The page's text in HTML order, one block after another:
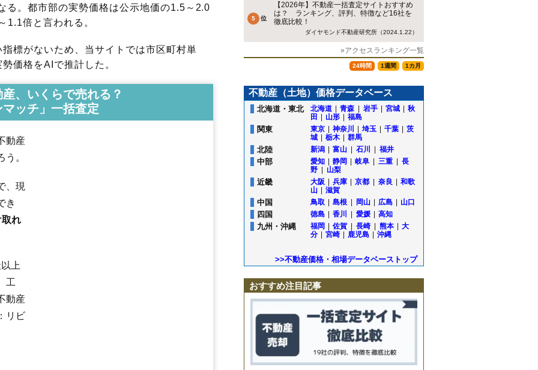
る。都市部の実勢価格は公示地価の1.5～2.0
1.1倍と言われる。
標がないため、当サイトでは市区町村単
価格をAIで推計した。
、いくらで売れる？
ッチ」一括査定
動産
。
、現
き
れ
上
工
動産
リビ
木
の浜駅
【2026年】不動産一括査定サイトおすすめ
は？ ランキング、評判、特徴など16社を
徹底比較！
ダイヤモンド不動産研究所（2024.1.22）
»アクセスランキング一覧
24時間 1週間 1カ月
不動産（土地）価格データベース
北海道・東北 北海道 青森 岩手 宮城
秋
田
山形 福島
関東 東京 神奈川 埼玉 千葉
茨
城
栃木 群馬
北陸 新潟 富山 石川 福井
中部 愛知 静岡 岐阜 三重
長
野
山梨
近畿 大阪 兵庫 京都 奈良
和歌
山
滋賀
中国 鳥取 島根 岡山 広島 山口
四国 徳島 香川 愛媛 高知
九州・沖縄 福岡 佐賀 長崎 熊本
大
分
宮崎 鹿児島 沖縄
>>不動産価格・相場データベーストップ
おすすめ注目記事